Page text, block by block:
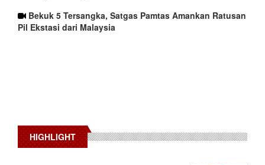
Bekuk 5 Tersangka, Satgas Pamtas Amankan Ratusan
Pil Ekstasi dari Malaysia
HIGHLIGHT